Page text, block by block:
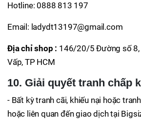
Hotline: 0888 813 197
Email: ladydt13197@gmail.com
Địa chỉ shop : 146/20/5 Đường số 8,
Vấp, TP HCM
10. Giải quyết tranh chấp
- Bất kỳ tranh cãi, khiếu nại hoặc
hoặc liên quan đến giao dịch tại